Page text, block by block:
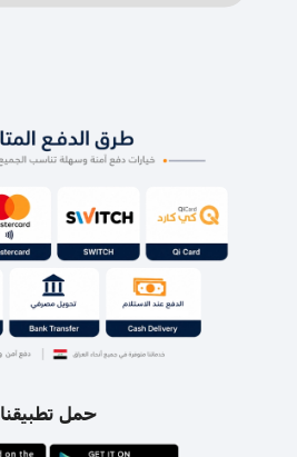
حمل تطبيقنا